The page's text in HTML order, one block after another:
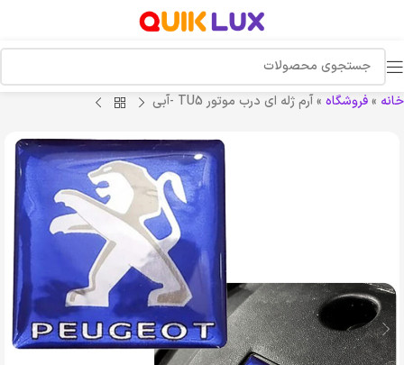
خانه »فروشگاه »آرم ژله ای درب موتور TU5 -آبی